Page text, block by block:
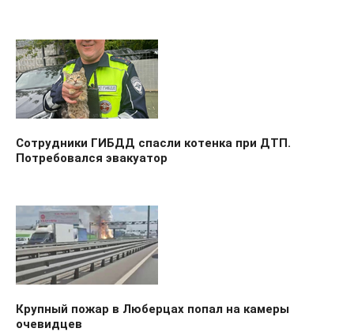
Сотрудники ГИБДД спасли котенка при ДТП.
Потребовался эвакуатор
Крупный пожар в Люберцах попал на камеры
очевидцев